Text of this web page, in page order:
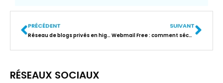
PRÉCÉDENT
Réseau de blogs privés en high-tech : le levier inattendu pour booster votre seo
SUIVANT
Webmail Free : comment sécuriser vos emails efficacement ?
RÉSEAUX SOCIAUX